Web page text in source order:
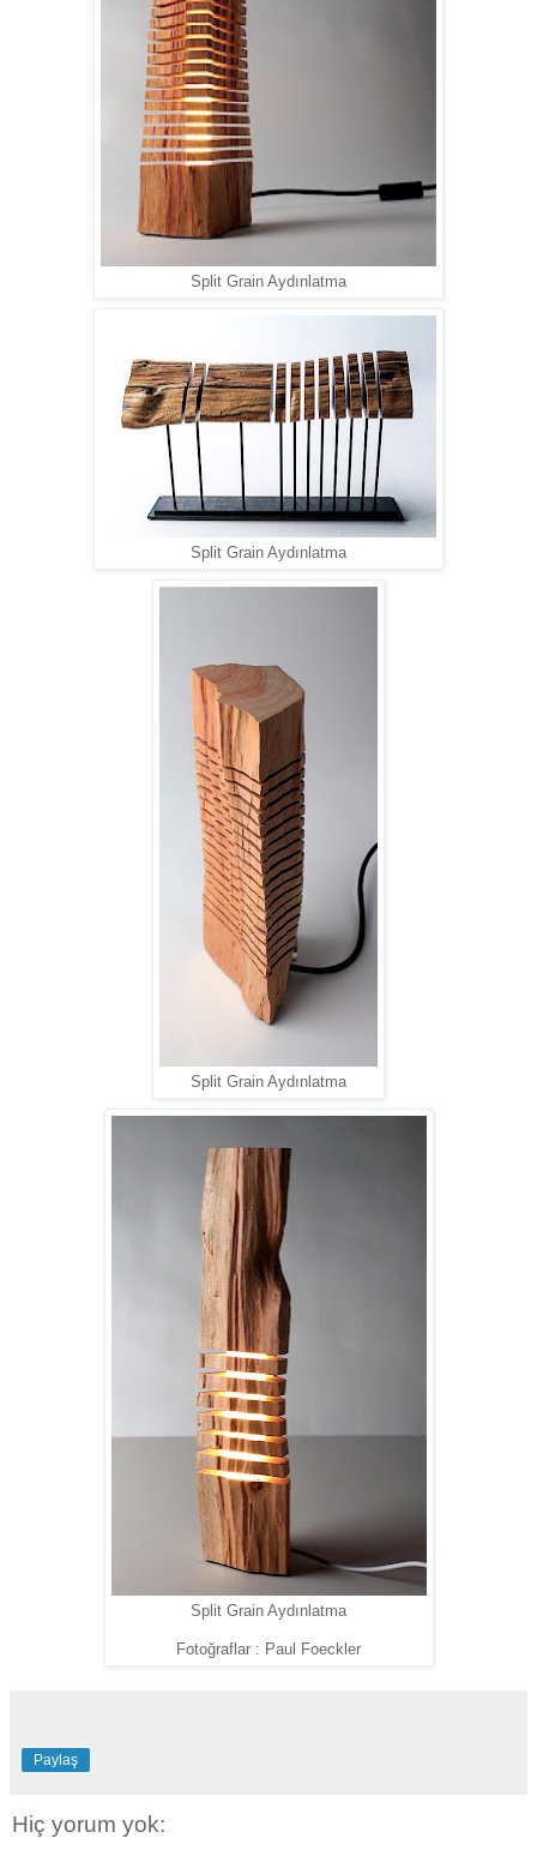
Split Grain Aydınlatma
Split Grain Aydınlatma
Split Grain Aydınlatma
Split Grain Aydınlatma
Fotoğraflar : Paul Foeckler
Paylaş
Hiç yorum yok: